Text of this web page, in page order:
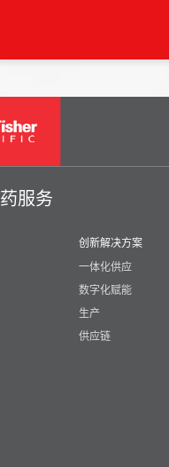
服务
创新解决方案
一体化供应
数字化赋能
生产
供应链